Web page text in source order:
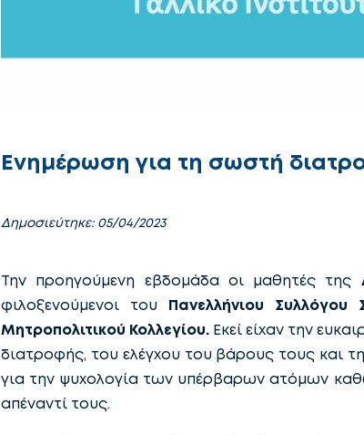
Ενημέρωση για τη σωστή
Δημοσιεύτηκε: 05/04/2023
Την προηγούμενη εβδομάδα οι μαθητές της
φιλοξενούμενοι του Πανελλήνιου
Μητροπολιτικού Κολλεγίου. Εκεί είχαν την
διατροφής, του ελέγχου του βάρους τους και
για την ψυχολογία των υπέρβαρων ατόμων
απέναντί τους.